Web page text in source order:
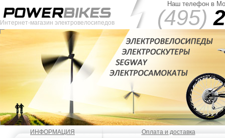
Интернет-магазин электровелосипедов
Наш телефон в
(495)
ИНФОРМАЦИЯ Оплата и доставка